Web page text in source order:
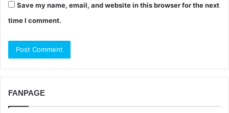
Save my name, email, and website in this browser for the next
time I comment.
FANPAGE